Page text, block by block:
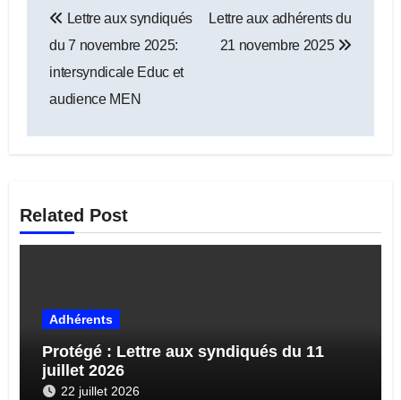
de
l’article
Lettre aux syndiqués
du 7 novembre 2025:
intersyndicale Educ et
audience MEN
Lettre aux adhérents du
21 novembre 2025
Related Post
Adhérents
Protégé : Lettre aux syndiqués du 11
juillet 2026
22 juillet 2026